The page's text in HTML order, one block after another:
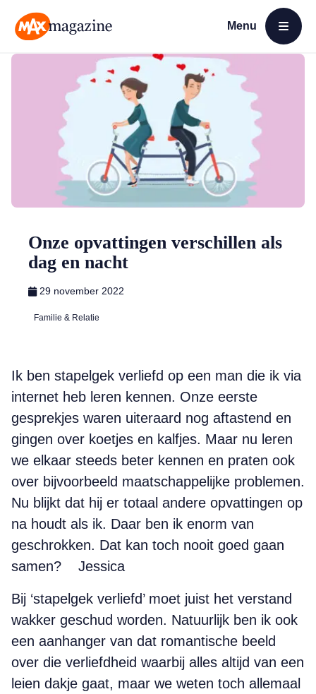
Menu
Open menu
Onze opvattingen verschillen als
dag en nacht
29 november 2022
Familie & Relatie
Ik ben stapelgek verliefd op een man die ik via
internet heb leren kennen. Onze eerste
gesprekjes waren uiteraard nog aftastend en
gingen over koetjes en kalfjes. Maar nu leren
we elkaar steeds beter kennen en praten ook
over bijvoorbeeld maatschappelijke problemen.
Nu blijkt dat hij er totaal andere opvattingen op
na houdt als ik. Daar ben ik enorm van
geschrokken. Dat kan toch nooit goed gaan
samen? Jessica
Bij ‘stapelgek verliefd’ moet juist het verstand
wakker geschud worden. Natuurlijk ben ik ook
een aanhanger van dat romantische beeld
over die verliefdheid waarbij alles altijd van een
leien dakje gaat, maar we weten toch allemaal